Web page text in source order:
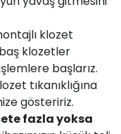
klozet
klozetler
başlarız.
tıkanıklığına
gösteririz.
fazla yoksa